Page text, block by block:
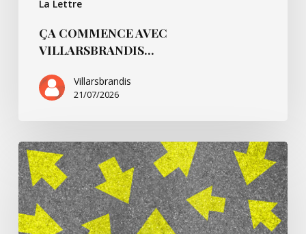
La Lettre
ÇA COMMENCE AVEC
VILLARSBRANDIS…
Villarsbrandis
21/07/2026
Ça
commence
pour…
André
B.